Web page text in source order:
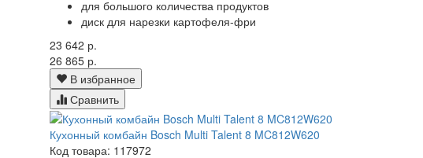
для большого количества продуктов
диск для нарезки картофеля-фри
23 642 р.
26 865 р.
В избранное
Сравнить
Кухонный комбайн Bosch Multi Talent 8 MC812W620
Код товара: 117972